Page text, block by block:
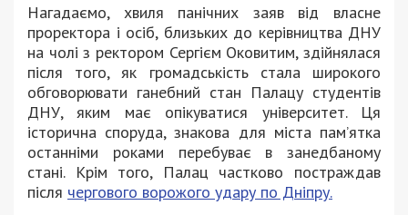
Нагадаємо, хвиля панічних заяв від власне
проректора і осіб, близьких до керівництва ДНУ
на чолі з ректором Сергієм Оковитим, здійнялася
після того, як громадськість стала широкого
обговорювати ганебний стан Палацу студентів
ДНУ, яким має опікуватися університет. Ця
історична споруда, знакова для міста пам’ятка
останніми роками перебуває в занедбаному
стані. Крім того, Палац частково постраждав
після чергового ворожого удару по Дніпру.